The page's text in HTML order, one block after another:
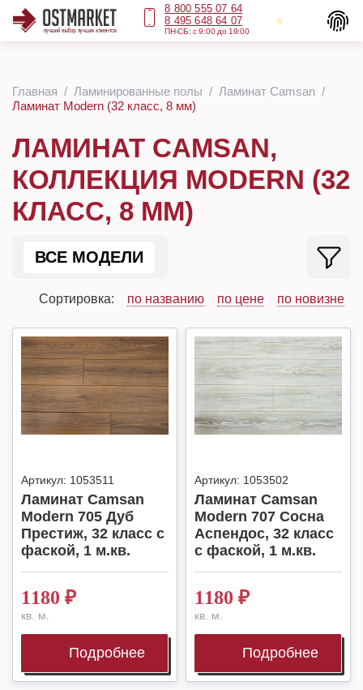
8 800 555 07 64
8 495 648 64 07
ПН-СБ: с 9:00 до 19:00
Главная Ламинированные полы
Ламинат Camsan
Ламинат Modern (32 класс, 8 мм)
ЛАМИНАТ CAMSAN,
КОЛЛЕКЦИЯ MODERN (32
КЛАСС, 8 ММ)
ВСЕ МОДЕЛИ
Сортировка: по названию по цене по новизне
Артикул: 1053511
Ламинат Camsan
Modern 705 Дуб
Престиж, 32 класс с
фаской, 1 м.кв.
1180 ₽
кв. м.
Подробнее
Артикул: 1053502
Ламинат Camsan
Modern 707 Сосна
Аспендос, 32 класс
с фаской, 1 м.кв.
1180 ₽
кв. м.
Подробнее